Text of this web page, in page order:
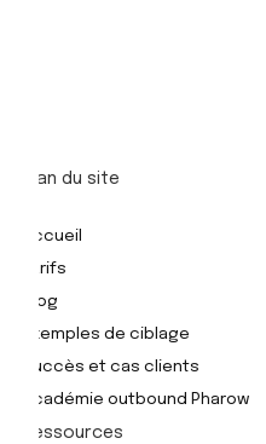
Plan du site
Accueil
Tarifs
Blog
Exemples de ciblage
Succès et cas clients
Académie outbound Pharow
Ressources